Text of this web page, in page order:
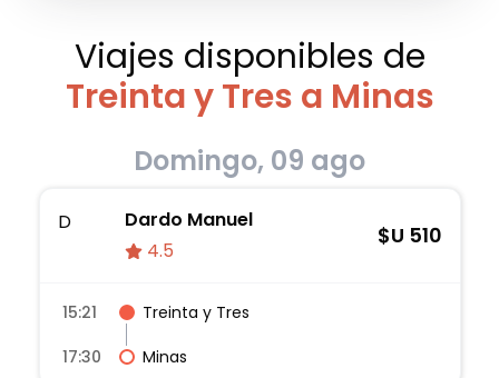
Viajes disponibles de
Treinta y Tres a Minas
Domingo, 09 ago
D
Dardo Manuel
4.5
$U 510
15:21
Treinta y Tres
17:30
Minas